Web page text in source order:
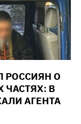
О
ЧАСТЯХ: В
АГЕНТА